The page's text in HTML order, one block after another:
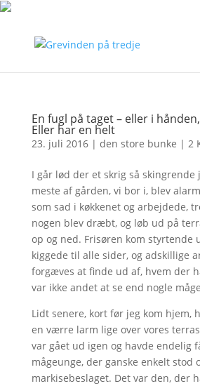
En fugl på taget – eller i
Eller har en helt
23. juli 2016| den store bunke | 2
I går lød der et skrig så
meste af gården, vi bor i, blev
som sad i køkkenet og arbejdede,
nogen blev dræbt, og løb ud på
op og ned. Frisøren kom styrtende
kiggede til alle sider, og adskillige
forgæves at finde ud af, hvem der
var ikke andet at se end nogle
Lidt senere, kort før jeg kom hjem,
en værre larm lige over vores
var gået ud igen og havde endelig
mågeunge, der ganske enkelt stod
markisebeslaget. Det var den, der